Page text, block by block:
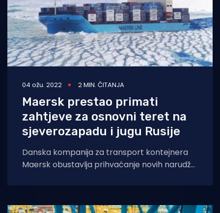
04 ožu. 2022 2 MIN. ČITANJA
Maersk prestao primati
zahtjeve za osnovni teret na
sjeverozapadu i jugu Rusije
Danska kompanija za transport kontejnera
Maersk obustavlja prihvaćanje novih narudžbi
u/iz luka Sankt